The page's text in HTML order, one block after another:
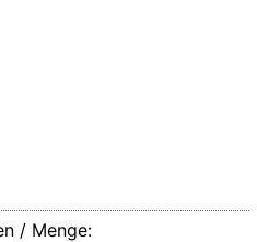
/ Menge: